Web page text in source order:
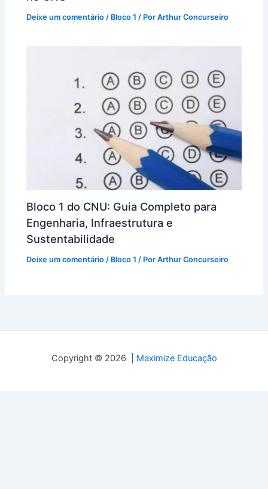
Deixe um comentário / Bloco 1 / PorArthur Concurseiro
Bloco 1 do CNU: Guia Completo para
Engenharia, Infraestrutura e
Sustentabilidade
Deixe um comentário / Bloco 1 / PorArthur Concurseiro
Copyright © 2026 | Maximize Educação